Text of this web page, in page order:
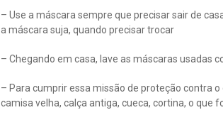
– Use a máscara sempre que precisar sair de
a máscara suja, quando precisar trocar
– Chegando em casa, lave as máscaras usadas
– Para cumprir essa missão de proteção contra
camisa velha, calça antiga, cueca, cortina, o que